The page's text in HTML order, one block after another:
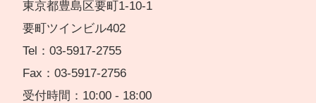
東京都豊島区要町1-10-1
要町ツインビル402
Tel：03-5917-2755
Fax：03-5917-2756
受付時間：10:00 - 18:00